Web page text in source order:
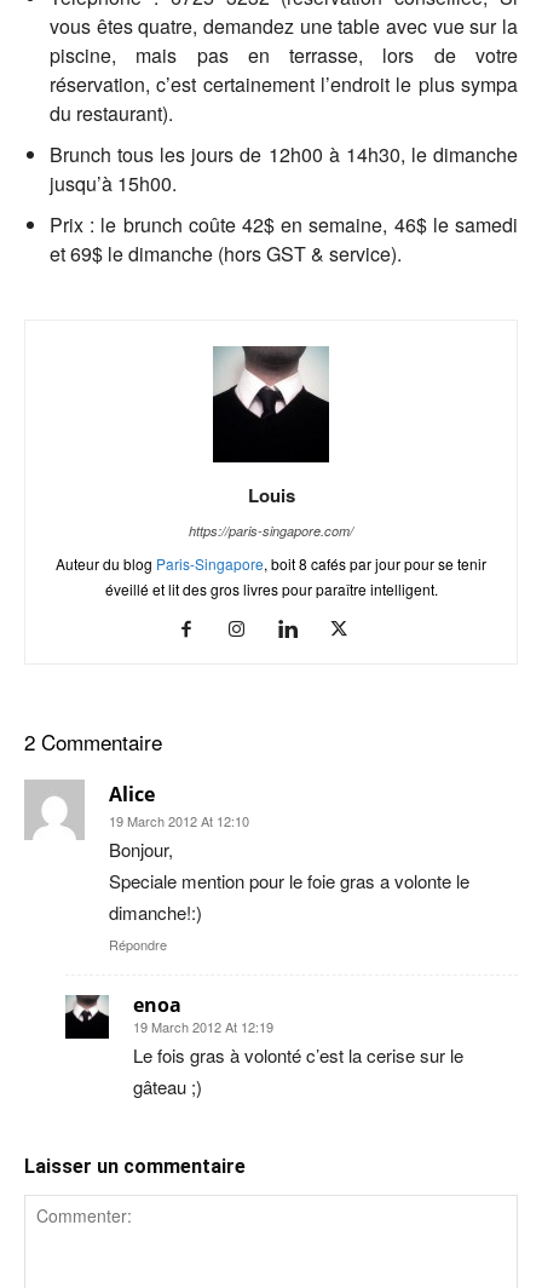
vous êtes quatre, demandez une table avec vue sur la
piscine, mais pas en terrasse, lors de votre
réservation, c’est certainement l’endroit le plus sympa
du restaurant).
Brunch tous les jours de 12h00 à 14h30, le dimanche
jusqu’à 15h00.
Prix : le brunch coûte 42$ en semaine, 46$ le samedi
et 69$ le dimanche (hors GST & service).
Louis
https://paris-singapore.com/
Auteur du blog Paris-Singapore, boit 8 cafés par jour pour se tenir
éveillé et lit des gros livres pour paraître intelligent.
2 Commentaire
Alice
19 March 2012 At 12:10
Bonjour,
Speciale mention pour le foie gras a volonte le
dimanche!:)
Répondre
enoa
19 March 2012 At 12:19
Le fois gras à volonté c’est la cerise sur le
gâteau ;)
Laisser un commentaire